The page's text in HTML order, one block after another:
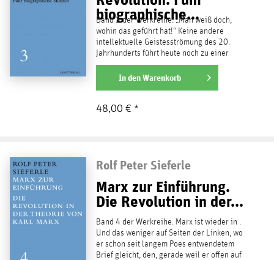
biographische...
Band 3 der Werkreihe. „Man weiß doch,
wohin das geführt hat!“ Keine andere
intellektuelle Geistesströmung des 20.
Jahrhunderts führt heute noch zu einer
derart impulsiven Abwehr...
weiterlesen
In denWarenkorb
48,00 € *
Rolf Peter Sieferle
Marx zur Einführung.
Die Revolution in der...
Band 4 der Werkreihe. Marx ist wieder in .
Und das weniger auf Seiten der Linken, wo
er schon seit langem Poes entwendetem
Brief gleicht, den, gerade weil er offen auf